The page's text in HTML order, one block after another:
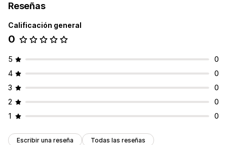
Reseñas
Calificación general
0
5
0
4
0
3
0
2
0
1
0
Escribir una reseña Todas las reseñas